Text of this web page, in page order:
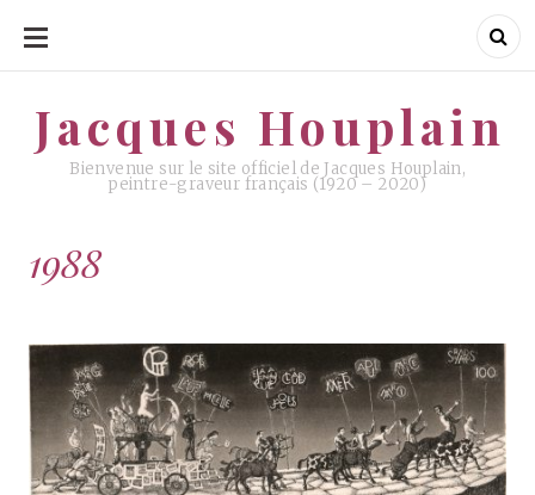
ALLER
CONTENU
Jacques Houplain
Bienvenue sur le site officiel de Jacques Houplain,
peintre-graveur français (1920 – 2020)
Jacques Houplain
1988